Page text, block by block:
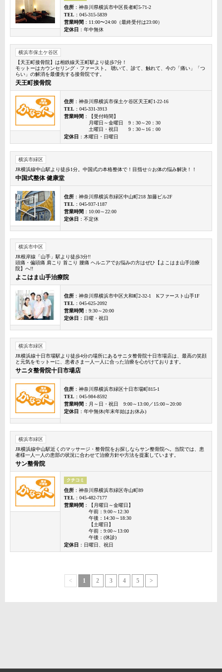
住所 ：神奈川県横浜市中区長者町5-71-2
TEL ：045-315-5839
営業時間 ：11:00〜24:00（最終受付は23:00）
定休日 ：年中無休
横浜市保土ケ谷区
【天王町接骨院】は相鉄線天王町駅より徒歩7分！
モットーはカウンセリング・ファースト。 聴いて、診て、触れて、今の「痛い」「つ
らい」の解消を最優先する接骨院です。
天王町接骨院
住所 ：神奈川県横浜市保土ケ谷区天王町1-22-16
TEL ：045-331-3913
営業時間 ：【受付時間】
月曜日～金曜日 9：30～20：30
土曜日・祝日 9：30～16：00
定休日 ：木曜日・日曜日
横浜市緑区
JR横浜線中山駅より徒歩1分。中国式の本格整体で！目指せ☆お体の悩み解決！！
中国式整体 健康堂
住所 ：神奈川県横浜市緑区中山町218 加藤ビル2F
TEL ：045-937-1187
営業時間 ：10:00～22:00
定休日 ：不定休
横浜市中区
JR根岸線「山手」駅より徒歩3分!!
頭痛・偏頭痛 肩こり 首こり 腰痛 ヘルニアでお悩みの方はぜひ【よこはま山手治療
院】へ!!
よこはま山手治療院
住所 ：神奈川県横浜市中区大和町2-32-1 Kファースト山手1F
TEL ：045-625-2092
営業時間 ：9:30～20:00
定休日 ：日曜・祝日
横浜市緑区
JR横浜線十日市場駅より徒歩4分の場所にあるサニタ整骨院十日市場店は、最高の笑顔
と元気をモットーに、患者さま一人一人に合った治療を心がけております。
サニタ整骨院十日市場店
住所 ：神奈川県横浜市緑区十日市場町815-1
TEL ：045-984-8592
営業時間 ：月～日・祝日 9:00～13:00／15:00～20:00
定休日 ：年中無休(年末年始はお休み)
横浜市緑区
JR横浜線中山駅近くのマッサージ・整骨院をお探しならサン整骨院へ。当院では、患
者様一人一人の患部の状況に合わせて治療方針や方法を提案しています。
サン整骨院
クチコミ
住所 ：神奈川県横浜市緑区寺山町89
TEL ：045-482-7177
営業時間 ：【月曜日～金曜日】
午前：9:00～12:30
午後：14:30～18:30
【土曜日】
午前：9:00～13:00
午後：(休診)
定休日 ：日曜日、祝日
< 1 2 3 4 5 >